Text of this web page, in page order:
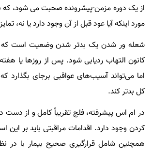
از یک دوره مزمن-پیشرونده صحبت می شود، که
مورد اینکه آیا عود قبل از آن وجود دارد یا نه،
شعله ور شدن یک بدتر شدن وضعیت است که
کانون التهاب ردیابی شود. پس از روزها یا
اما می‌تواند آسیب‌های عواقبی برجای بگذارد که
کل بدتر کند.
در ام اس پیشرفته، فلج تقریباً کامل و از دست
کردن وجود دارد. اقدامات مراقبتی باید بر
همچنین شامل قرارگیری صحیح بیمار با در